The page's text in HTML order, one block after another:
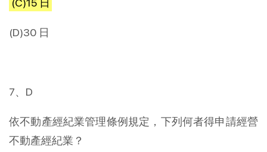
(C)15 日
(D)30 日
7、D
依不動產經紀業管理條例規定，下列何者得申請經營
不動產經紀業？